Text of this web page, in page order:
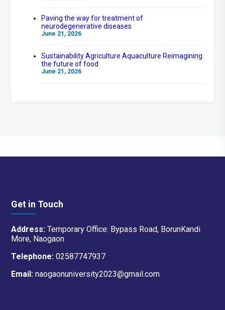
Paving the way for treatment of
neurodegenerative diseases
June 21, 2026
Sustainability Agriculture Aquaculture Reimagining
the future of food
June 21, 2026
Get in Touch
Address: Temporary Office: Bypass Road, BorunKandi
More, Naogaon
Telephone: 02587747937
Email: naogaonuniversity2023@gmail.com